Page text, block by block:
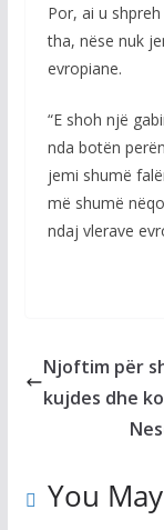
Por, ai u
tha, nëse nuk
evropiane.
“E shoh një
nda botën
jemi shumë
më shumë
ndaj vlerave
Njoftim për
kujdes dhe
You